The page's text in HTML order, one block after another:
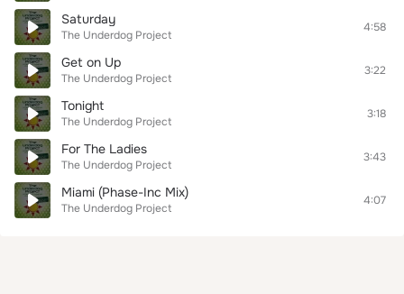
Saturday
The Underdog Project
4:58
Get on Up
The Underdog Project
3:22
Tonight
The Underdog Project
3:18
For The Ladies
The Underdog Project
3:43
Miami (Phase-Inc Mix)
The Underdog Project
4:07